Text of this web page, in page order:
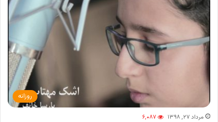
روزانه
مرداد ۲۷, ۱۳۹۸ ۶,۰۸۷